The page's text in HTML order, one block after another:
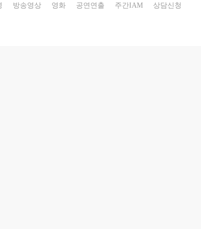
방송영상 영화 공연연출 주간IAM 상담신청